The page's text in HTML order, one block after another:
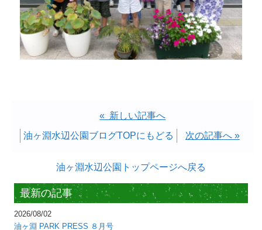
« 新しい記事へ
油ヶ淵水辺公園ブログTOPにもどる
次の記事へ »
油ヶ淵水辺公園トップページへ戻る
最新の記事
2026/08/02
油ヶ淵 PARK PRESS ８月号